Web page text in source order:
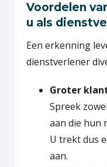
Voordelen
u als
Een erkenning
dienstverlener
Groter
Spreek
aan die hun
U trekt dus
aan.